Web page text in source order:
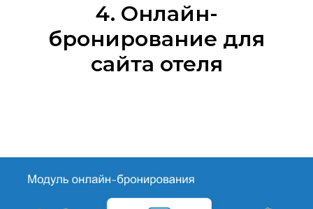
4. Онлайн-
бронирование для
сайта отеля